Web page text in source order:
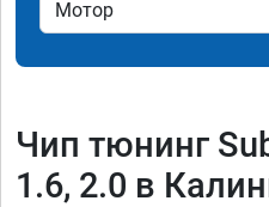
Чип тюнинг
1.6, 2.0 в